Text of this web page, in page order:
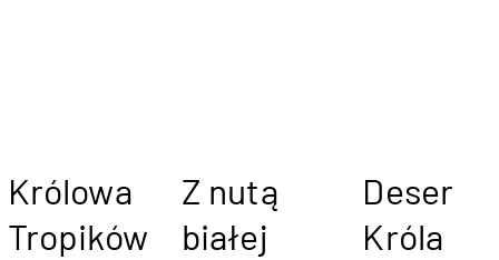
Królowa
Tropików
Z nutą
białej
Deser
Króla